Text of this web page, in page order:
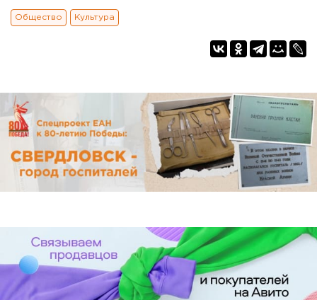
Общество Культура